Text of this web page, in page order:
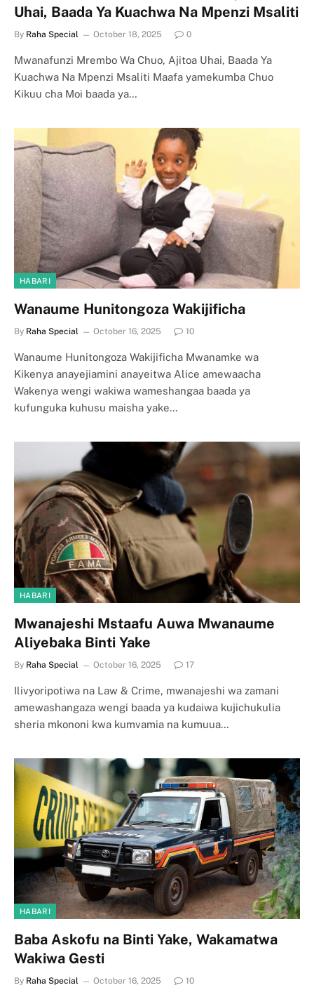
Uhai, Baada Ya Kuachwa Na Mpenzi Msaliti
By Raha Special October 18, 2025 0
Mwanafunzi Mrembo Wa Chuo, Ajitoa Uhai, Baada Ya
Kuachwa Na Mpenzi Msaliti Maafa yamekumba Chuo
Kikuu cha Moi baada ya…
HABARI
Wanaume Hunitongoza Wakijificha
By Raha Special October 16, 2025 10
Wanaume Hunitongoza Wakijificha Mwanamke wa
Kikenya anayejiamini anayeitwa Alice amewaacha
Wakenya wengi wakiwa wameshangaa baada ya
kufunguka kuhusu maisha yake…
HABARI
Mwanajeshi Mstaafu Auwa Mwanaume
Aliyebaka Binti Yake
By Raha Special October 16, 2025 17
Ilivyoripotiwa na Law & Crime, mwanajeshi wa zamani
amewashangaza wengi baada ya kudaiwa kujichukulia
sheria mkononi kwa kumvamia na kumuua…
HABARI
Baba Askofu na Binti Yake, Wakamatwa
Wakiwa Gesti
By Raha Special October 16, 2025 10